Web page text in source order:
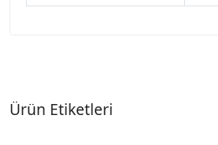
Ürün Etiketleri